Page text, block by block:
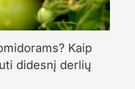
Kaip
didesnį derlių